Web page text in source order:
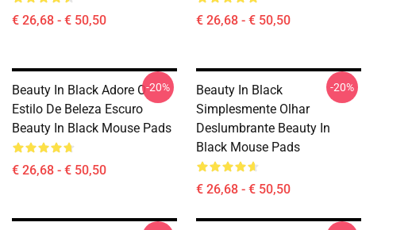
€ 26,68 - € 50,50 € 26,68 - € 50,50
Beauty In Black Adore O
Estilo De Beleza Escuro
Beauty In Black Mouse Pads
€ 26,68 - € 50,50
-20%
Beauty In Black
Simplesmente Olhar
Deslumbrante Beauty In
Black Mouse Pads
€ 26,68 - € 50,50
-20%